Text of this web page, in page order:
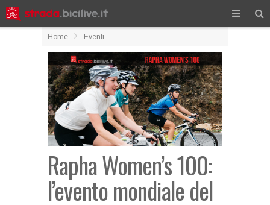
Home Eventi
Rapha Women’s 100:
l’evento mondiale del